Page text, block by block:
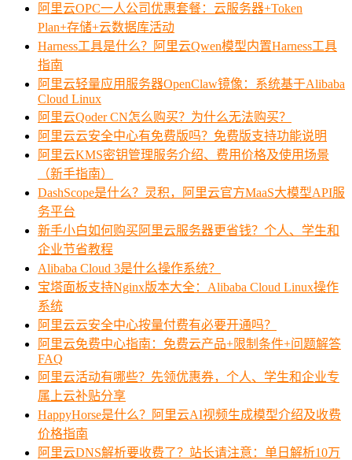
阿里云OPC一人公司优惠套餐：云服务器+Token
Plan+存储+云数据库活动
Harness工具是什么？阿里云Qwen模型内置Harness工具
指南
阿里云轻量应用服务器OpenClaw镜像：系统基于Alibaba
Cloud Linux
阿里云Qoder CN怎么购买？为什么无法购买？
阿里云云安全中心有免费版吗？免费版支持功能说明
阿里云KMS密钥管理服务介绍、费用价格及使用场景
（新手指南）
DashScope是什么？灵积，阿里云官方MaaS大模型API服
务平台
新手小白如何购买阿里云服务器更省钱？个人、学生和
企业节省教程
Alibaba Cloud 3是什么操作系统？
宝塔面板支持Nginx版本大全：Alibaba Cloud Linux操作
系统
阿里云云安全中心按量付费有必要开通吗？
阿里云免费中心指南：免费云产品+限制条件+问题解答
FAQ
阿里云活动有哪些？先领优惠券，个人、学生和企业专
属上云补贴分享
HappyHorse是什么？阿里云AI视频生成模型介绍及收费
价格指南
阿里云DNS解析要收费了？站长请注意：单日解析10万